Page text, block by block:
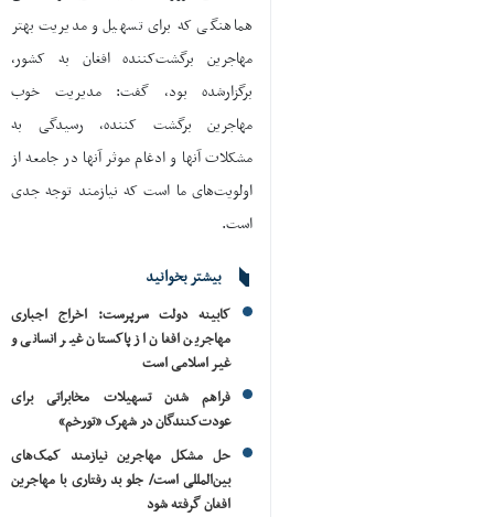
هماهنگی که برای تسهیل و مدیریت بهتر
مهاجرین برگشت‌کننده افغان به کشور،
برگزارشده بود، گفت: مدیریت خوب
مهاجرین برگشت کننده، رسیدگی به
مشکلات آنها و ادغام موثر آنها در جامعه از
اولویت‌های ما است که نیازمند توجه جدی
است.
بیشتر بخوانید
کابینه دولت سرپرست: اخراج اجباری
مهاجرین افغان از پاکستان غیر انسانی و
غیر اسلامی است
فراهم شدن تسهیلات مخابراتی برای
عودت‌کنندگان در شهرک «تورخم»
حل مشکل مهاجرین نیازمند کمک‌های
بین‌المللی است/ جلو بد رفتاری با مهاجرین
افغان گرفته شود